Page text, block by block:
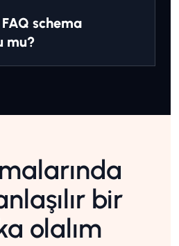
schema
mu?
bir
olalım